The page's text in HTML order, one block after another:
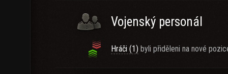
Vojenský personál
Hráči (1) byli přiděleni na nové